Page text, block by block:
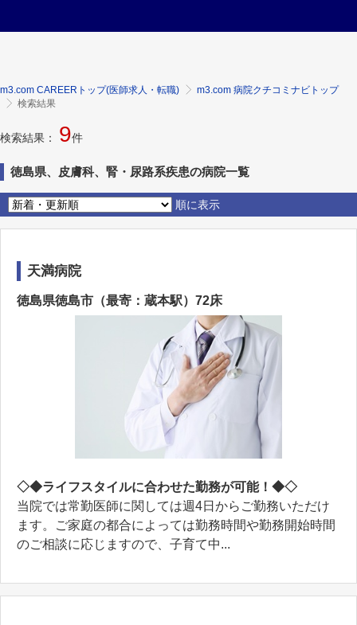
m3.com CAREERトップ(医師求人・転職)
m3.com 病院クチコミナビトップ
検索結果
検索結果： 9件
徳島県、皮膚科、腎・尿路系疾患の病院一覧
順に表示
天満病院
徳島県徳島市（最寄：蔵本駅）72床
◇◆ライフスタイルに合わせた勤務が可能！◆◇
当院では常勤医師に関しては週4日からご勤務いただけ
ます。ご家庭の都合によっては勤務時間や勤務開始時間
のご相談に応じますので、子育て中...